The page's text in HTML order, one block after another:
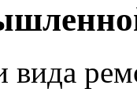
вида